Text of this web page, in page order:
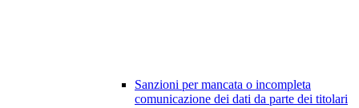
Sanzioni per mancata o incompleta
comunicazione dei dati da parte dei titolari